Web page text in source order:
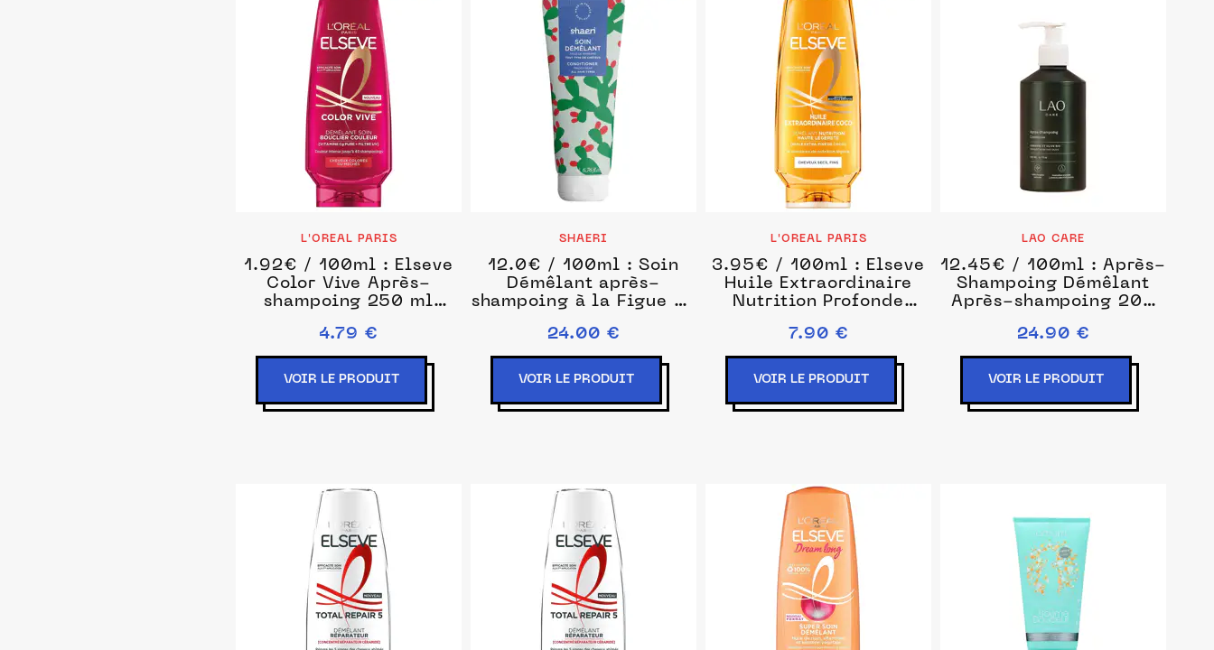
L'OREAL PARIS
1.92€ / 100ml : Elseve
Color Vive Après-
shampoing 250 ml
4.79 €
VOIR LE PRODUIT
SHAERI
12.0€ / 100ml : Soin
Démêlant après-
shampoing à la Figue de
shampoing 200 ml
unisex
24.00 €
VOIR LE PRODUIT
L'OREAL PARIS
3.95€ / 100ml : Elseve
Huile Extraordinaire
Nutrition Profonde
ml unisex
7.90 €
VOIR LE PRODUIT
LAO CARE
12.45€ / 100ml : Après-
Shampoing Démêlant
Après-shampoing 200
24.90 €
VOIR LE PRODUIT